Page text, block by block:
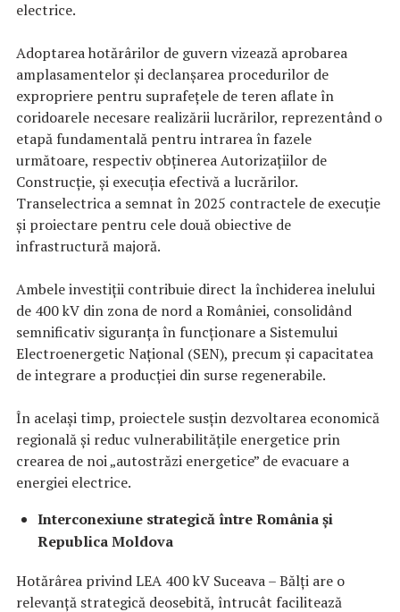
electrice.
Adoptarea hotărârilor de guvern vizează aprobarea
amplasamentelor și declanșarea procedurilor de
expropriere pentru suprafețele de teren aflate în
coridoarele necesare realizării lucrărilor, reprezentând o
etapă fundamentală pentru intrarea în fazele
următoare, respectiv obținerea Autorizațiilor de
Construcție, și execuția efectivă a lucrărilor.
Transelectrica a semnat în 2025 contractele de execuție
și proiectare pentru cele două obiective de
infrastructură majoră.
Ambele investiții contribuie direct la închiderea inelului
de 400 kV din zona de nord a României, consolidând
semnificativ siguranța în funcționare a Sistemului
Electroenergetic Național (SEN), precum și capacitatea
de integrare a producției din surse regenerabile.
În același timp, proiectele susțin dezvoltarea economică
regională și reduc vulnerabilitățile energetice prin
crearea de noi „autostrăzi energetice” de evacuare a
energiei electrice.
Interconexiune strategică între România și
Republica Moldova
Hotărârea privind LEA 400 kV Suceava – Bălți are o
relevanță strategică deosebită, întrucât facilitează